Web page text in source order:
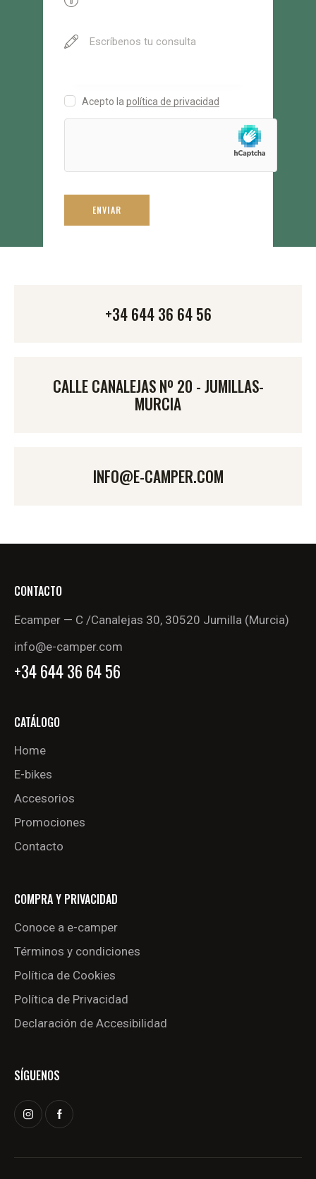
Acepto la política de privacidad
+34 644 36 64 56
CALLE CANALEJAS Nº 20 - JUMILLAS-
MURCIA
INFO@E-CAMPER.COM
CONTACTO
Ecamper — C /Canalejas 30, 30520 Jumilla (Murcia)
info@e-camper.com
+34 644 36 64 56
CATÁLOGO
Home
E-bikes
Accesorios
Promociones
Contacto
COMPRA Y PRIVACIDAD
Conoce a e-camper
Términos y condiciones
Política de Cookies
Política de Privacidad
Declaración de Accesibilidad
SÍGUENOS